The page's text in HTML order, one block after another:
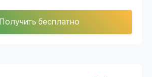
Получить бесплатно